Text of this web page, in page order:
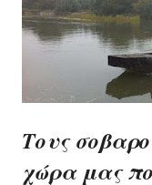
Τους
χώρα μας